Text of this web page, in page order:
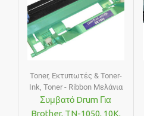
Toner, Εκτυπωτές & Toner-
Ink Toner - Ribbon Μελάνια
Συμβατό Drum Για
Brother, TN-1050, 10K,